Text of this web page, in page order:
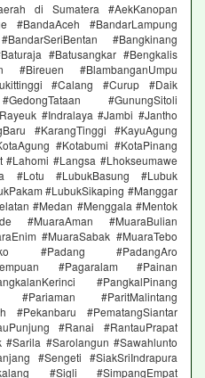
di Sumatera #AekKanopan
#BandaAceh #BandarLampung
#Bangkinang
#Batusangkar #Bengkalis
#BlambanganUmpu
#Calang #Curup #Daik
#GunungSitoli
#Indralaya #Jambi #Jantho
#KarangTinggi #KayuAgung
#Kotabumi #KotaPinang
#Lahomi #Langsa #Lhokseumawe
#Lotu #LubukBasung #Lubuk
#LubukSikaping #Manggar
#Medan #Menggala #Mentok
#MuaraAman #MuaraBulian
#MuaraSabak #MuaraTebo
#Padang #PadangAro
#Pagaralam #Painan
#PangkalPinang
#Pariaman #ParitMalintang
#Pekanbaru #PematangSiantar
#Ranai #RantauPrapat
#Sarolangun #Sawahlunto
#Sengeti #SiakSriIndrapura
#Sigli #SimpangEmpat